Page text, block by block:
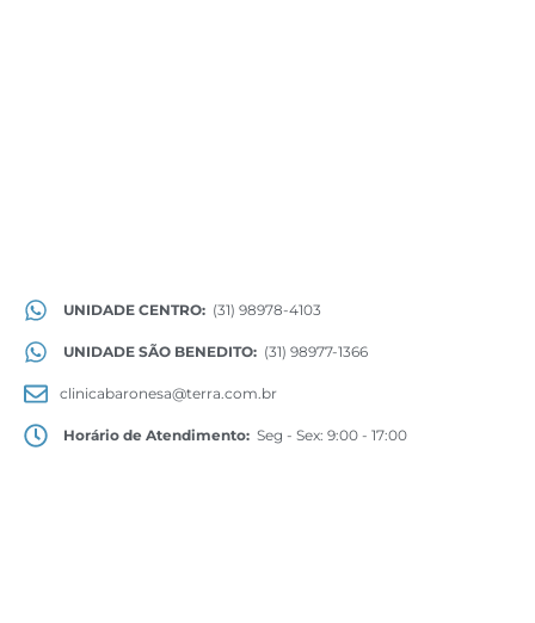
UNIDADE CENTRO: (31) 98978-4103
UNIDADE SÃO BENEDITO: (31) 98977-1366
clinicabaronesa@terra.com.br
Horário de Atendimento: Seg - Sex: 9:00 - 17:00